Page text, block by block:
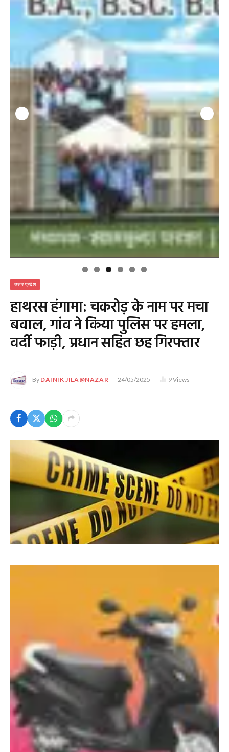
उत्तर प्रदेश
हाथरस हंगामा: चकरोड़ के नाम पर मचा
बवाल, गांव ने किया पुलिस पर हमला,
वर्दी फाड़ी, प्रधान सहित छह गिरफ्तार
By DAINIK JILA@NAZAR 24/05/2025 9Views